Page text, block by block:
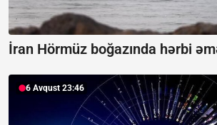
İran Hörmüz boğazında hərbi
6 Avqust 23:46